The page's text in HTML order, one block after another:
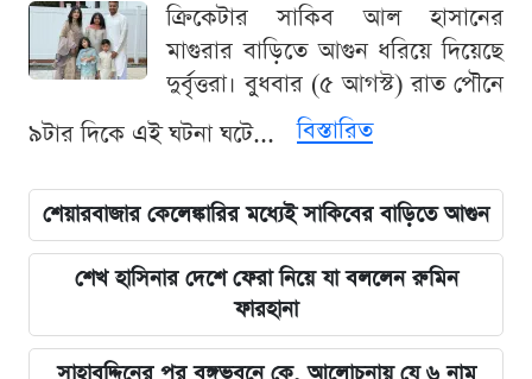
ক্রিকেটার সাকিব আল হাসানের
মাগুরার বাড়িতে আগুন ধরিয়ে দিয়েছে
দুর্বৃত্তরা। বুধবার (৫ আগস্ট) রাত পৌনে
৯টার দিকে এই ঘটনা ঘটে...
বিস্তারিত
শেয়ারবাজার কেলেঙ্কারির মধ্যেই সাকিবের বাড়িতে আগুন
শেখ হাসিনার দেশে ফেরা নিয়ে যা বললেন রুমিন
ফারহানা